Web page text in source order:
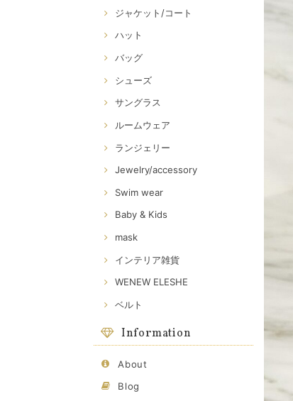
ジャケット/コート
ハット
バッグ
シューズ
サングラス
ルームウェア
ランジェリー
Jewelry/accessory
Swim wear
Baby & Kids
mask
インテリア雑貨
WENEW ELESHE
ベルト
Information
About
Blog